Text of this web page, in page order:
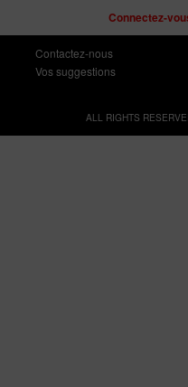
Connectez-
Contactez-nous
Vos suggestions
ALL RIGHTS